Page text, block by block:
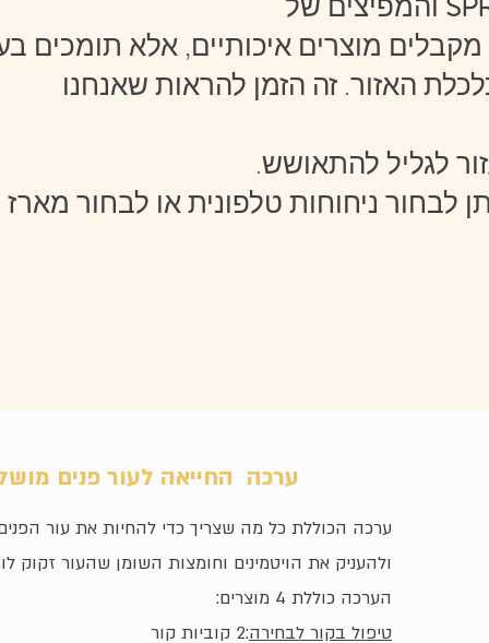
מוצרים איכותיים, אלא תומכים
האזור. זה הזמן להראות שאנחנו
לגליל להתאושש
ניחוחות טלפונית או לבחור מארז
ערכה החייאה לעור פנים
ערכה הכוללת כל מה שצריך כדי להחיות את עור
ולהעניק את הויטמינים וחומצות השומן שהעור זקוק
הערכה כוללת 4 מוצרים:
טיפול בקור לבחירה:2 קוביות קור